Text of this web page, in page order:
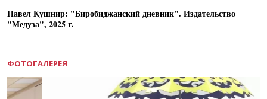
Павел Кушнир: "Биробиджанский дневник". Издательство
"Медуза", 2025 г.
ФОТОГАЛЕРЕЯ